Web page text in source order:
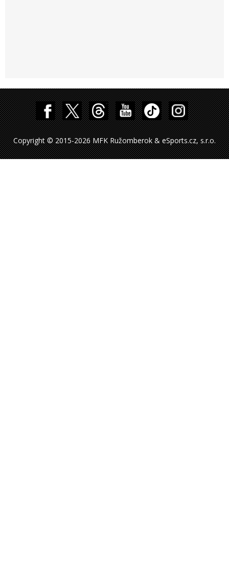
Copyright © 2015-2026 MFK Ružomberok & eSports.cz, s.r.o.